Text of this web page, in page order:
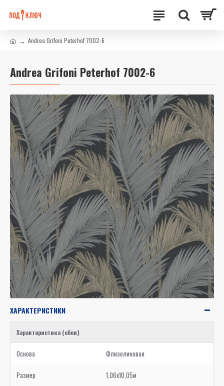
Andrea Grifoni Peterhof 7002-6
Andrea Grifoni Peterhof 7002-6
ХАРАКТЕРИСТИКИ
Характеристика (обои)
Основа Флизелиновая
Размер 1,06x10,05м